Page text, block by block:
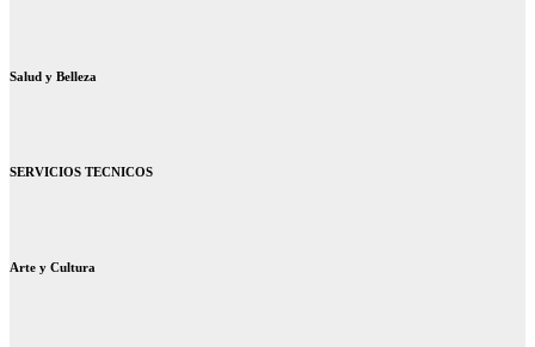
Salud y Belleza
SERVICIOS TECNICOS
Arte y Cultura